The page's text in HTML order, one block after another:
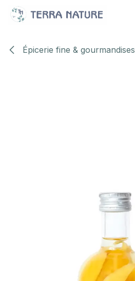
Se rendre au contenu
Épicerie fine & gourmandises